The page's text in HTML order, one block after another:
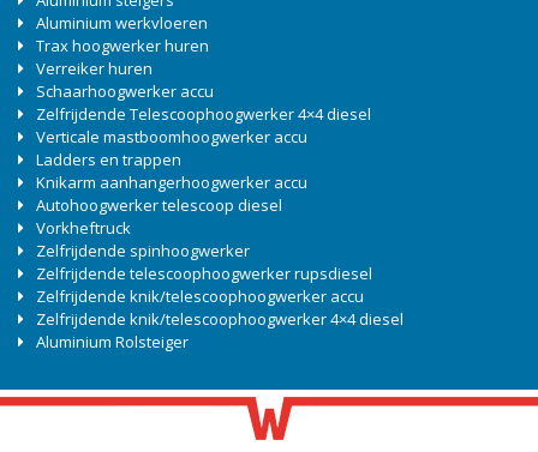
Aluminium werkvloeren
Trax hoogwerker huren
Verreiker huren
Schaarhoogwerker accu
Zelfrijdende Telescoophoogwerker 4×4 diesel
Verticale mastboomhoogwerker accu
Ladders en trappen
Knikarm aanhangerhoogwerker accu
Autohoogwerker telescoop diesel
Vorkheftruck
Zelfrijdende spinhoogwerker
Zelfrijdende telescoophoogwerker rupsdiesel
Zelfrijdende knik/telescoophoogwerker accu
Zelfrijdende knik/telescoophoogwerker 4×4 diesel
Aluminium Rolsteiger